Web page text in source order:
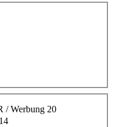
/ Werbung 20
14